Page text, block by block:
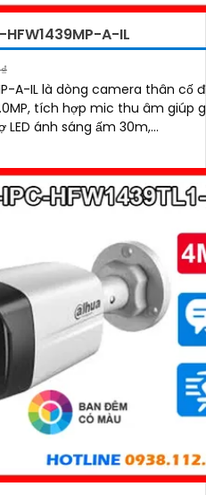
HFW1439MP-A-IL
A-IL là dòng camera thân cố
tích hợp mic thu âm giúp
hỗ trợ LED ánh sáng ấm 30m,...